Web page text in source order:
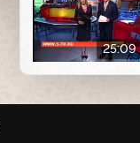
25:09